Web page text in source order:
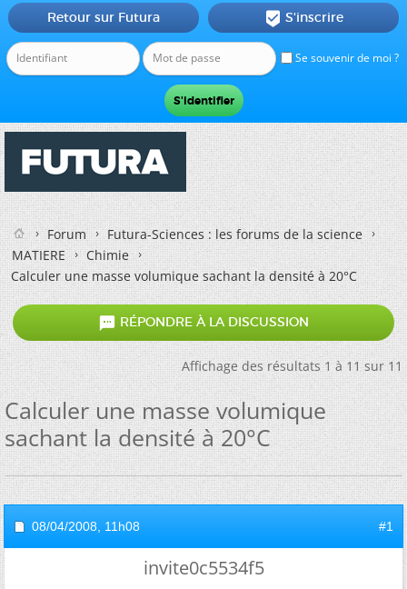
Se souvenir de moi ?
Retour sur Futura  S'inscrire
Forum
Futura-Sciences : les forums de la science
MATIERE
Chimie
Calculer une masse volumique sachant la densité à 20°C
 RÉPONDRE À LA DISCUSSION
Affichage des résultats 1 à 11 sur 11
Calculer une masse volumique
sachant la densité à 20°C
08/04/2008, 11h08 #1
invite0c5534f5